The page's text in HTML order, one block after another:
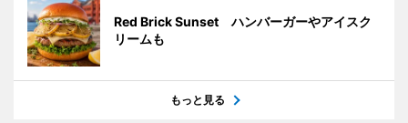
Red Brick Sunset ハンバーガーやアイスク
リームも
もっと見る